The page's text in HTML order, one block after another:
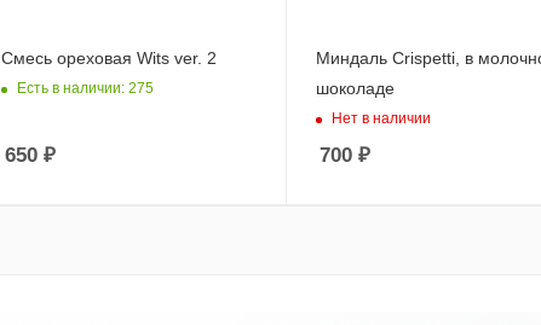
Смесь ореховая Wits ver. 2
Есть в наличии: 275
650 ₽
Миндаль Crispetti, в
шоколаде
Нет в наличии
700₽